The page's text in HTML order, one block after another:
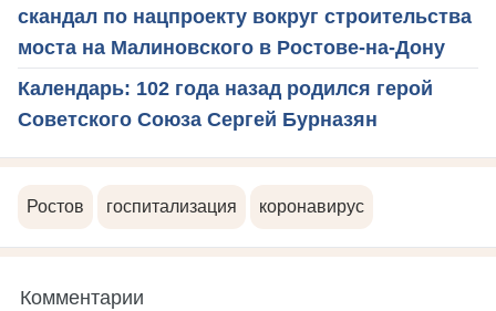
скандал по нацпроекту вокруг строительства
моста на Малиновского в Ростове-на-Дону
Календарь: 102 года назад родился герой
Советского Союза Сергей Бурназян
Ростов госпитализация коронавирус
Комментарии